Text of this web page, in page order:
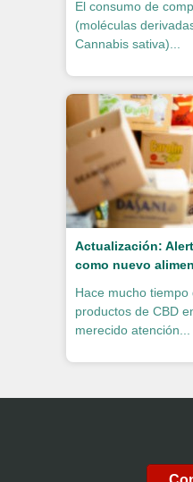
El consumo de
(moléculas
Cannabis sativa)...
Actualización:
como nuevo
Hace mucho
productos de CBD
merecido atención...